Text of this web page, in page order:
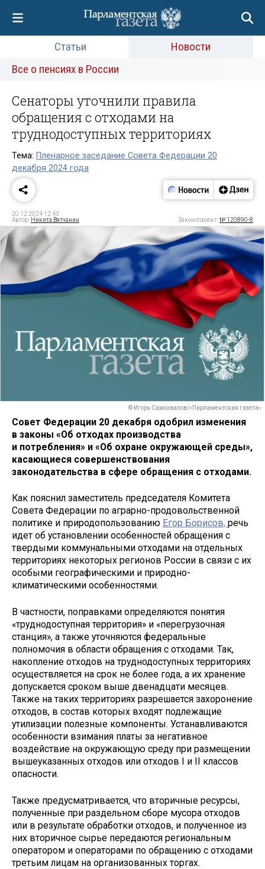
Статьи
Новости
Все о пенсиях в России
Сенаторы уточнили правила
обращения с отходами на
труднодоступных территориях
Тема: Пленарное заседание Совета Федерации 20
декабря 2024 года
20.12.2024 12:43
Автор: Никита Вятчанин Законопроект: № 120890-8
© Игорь Самохвалов/«Парламентская газета»
Совет Федерации 20 декабря одобрил изменения
в законы «Об отходах производства
и потребления» и «Об охране окружающей среды»,
касающиеся совершенствования
законодательства в сфере обращения с отходами.
Как пояснил заместитель председателя Комитета
Совета Федерации по аграрно-продовольственной
политике и природопользованию Егор Борисов, речь
идет об установлении особенностей обращения с
твердыми коммунальными отходами на отдельных
территориях некоторых регионов России в связи с их
особыми географическими и природно-
климатическими особенностями.
В частности, поправками определяются понятия
«труднодоступная территория» и «перегрузочная
станция», а также уточняются федеральные
полномочия в области обращения с отходами. Так,
накопление отходов на труднодоступных территориях
осуществляется на срок не более года, а их хранение
допускается сроком выше двенадцати месяцев.
Также на таких территориях разрешается захоронение
отходов, в состав которых входят подлежащие
утилизации полезные компоненты. Устанавливаются
особенности взимания платы за негативное
воздействие на окружающую среду при размещении
вышеуказанных отходов или отходов I и II классов
опасности.
Также предусматривается, что вторичные ресурсы,
полученные при раздельном сборе мусора отходов
или в результате обработки отходов, и полученное из
них вторичное сырье передаются региональным
оператором и операторами по обращению с отходами
третьим лицам на организованных торгах.